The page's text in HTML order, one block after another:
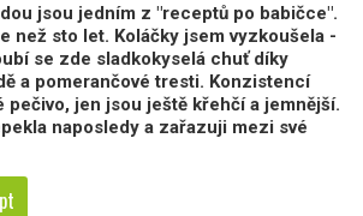
jsou jedním z "receptů po babičce".
než sto let. Koláčky jsem vyzkoušela -
se zde sladkokyselá chuť díky
a pomerančové tresti. Konzistencí
jen jsou ještě křehčí a jemnější.
naposledy a zařazuji mezi své